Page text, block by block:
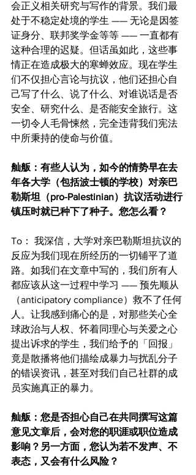
会正义相关研究与写作的背景。我们最
处于不稳定处境的学生 —— 无论是因签
证身分、联邦奖学金等等 —— 一直都有
这种合理的迟疑。但话虽如此，这些事
情正在造成极大的寒蝉效应。现在学生
们不仅担心言论与抗议，他们还担心自
己写了什么、说了什么、对谁说话是否
安全、研究什么、是否能安全旅行。这
一切令人毛骨悚然，完全违背我们宪法
舢舨：有些人认为，如今的情势早在去
年各大学（包括波士顿的学校）对亲巴
勒斯坦（pro-Palestinian）抗议活动进行
镇压时就已种下了种子。您怎么看？
To： 我深信，大学对亲巴勒斯坦抗议的
反应为我们现在所经历的一切铺平了道
路。如我们在文章中写的，我们所有人
都应该从这一过程中学习 —— 预先顺从
（anticipatory compliance）救不了任何
人。让我感到痛心的是，对那些关心全
球政治与人权、怀着同理心与关爱之心
提出诉求的学生，我们给予的「回报」
竟是散播将他们描绘成暴力与扰乱分子
的错误资讯，甚至对我们自己社群的成
员实施真正的暴力。
舢舨：您是否担心自己在共同撰写这篇
意见文章后，会对您的职涯或职位造成
影响？另一方面，您认为若不发声、不
表态，又会有什么风险？